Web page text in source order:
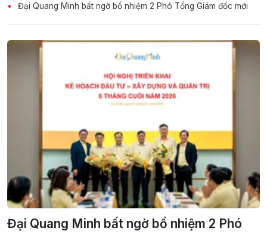
Đại Quang Minh bất ngờ bổ nhiệm 2 Phó Tổng Giám đốc mới
Đại Quang Minh bất ngờ bổ nhiệm 2 Phó